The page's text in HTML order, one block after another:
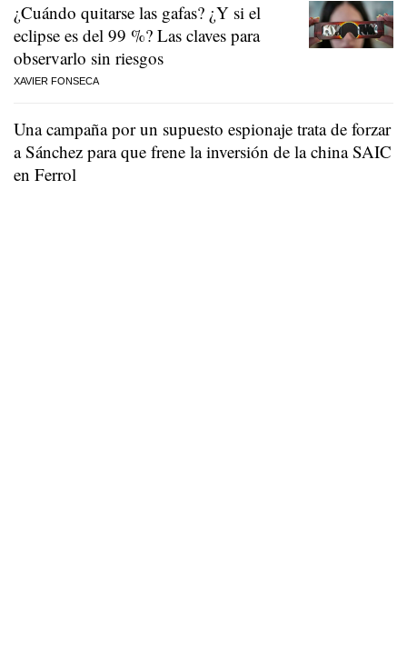
¿Cuándo quitarse las gafas? ¿Y si el
eclipse es del 99 %? Las claves para
observarlo sin riesgos
XAVIER FONSECA
Una campaña por un supuesto espionaje trata de forzar
a Sánchez para que frene la inversión de la china SAIC
en Ferrol